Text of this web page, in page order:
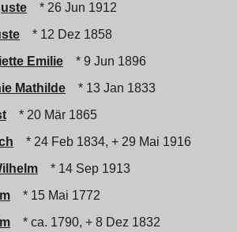
* 26 Jun 1912
* 12 Dez 1858
Emilie
* 9 Jun 1896
Mathilde
* 13 Jan 1833
* 20 Mär 1865
* 24 Feb 1834, + 29 Mai 1916
* 14 Sep 1913
* 15 Mai 1772
* ca. 1790, + 8 Dez 1832